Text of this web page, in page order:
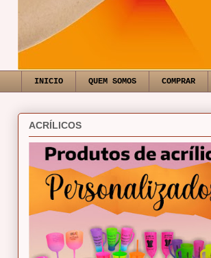
INICIO QUEM SOMOS COMPRAR
ACRÍLICOS